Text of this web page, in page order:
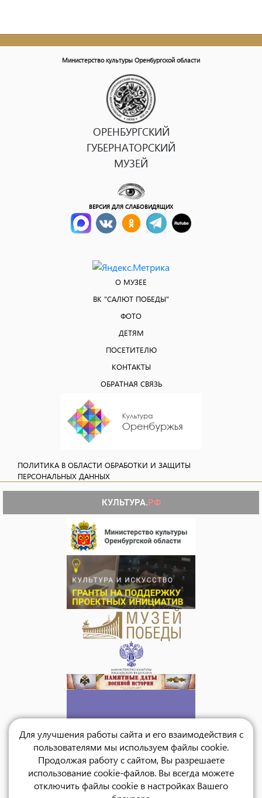
Для улучшения работы сайта и его взаимодействия с
пользователями мы используем файлы cookie.
Продолжая работу с сайтом, Вы разрешаете
использование cookie-файлов. Вы всегда можете
отключить файлы cookie в настройках Вашего
Министерство культуры Оренбургской области
ОРЕНБУРГСКИЙ
ГУБЕРНАТОРСКИЙ
МУЗЕЙ
ВЕРСИЯ ДЛЯ СЛАБОВИДЯЩИХ
О МУЗЕЕ
ВК "САЛЮТ ПОБЕДЫ"
ФОТО
ДЕТЯМ
ПОСЕТИТЕЛЮ
КОНТАКТЫ
ОБРАТНАЯ СВЯЗЬ
ПОЛИТИКА В ОБЛАСТИ ОБРАБОТКИ И ЗАЩИТЫ
ПЕРСОНАЛЬНЫХ ДАННЫХ